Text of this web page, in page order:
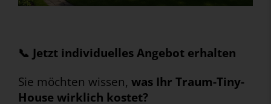
📞 Jetzt individuelles Angebot erhalten
Sie möchten wissen, was Ihr Traum-Tiny-
House wirklich kostet?